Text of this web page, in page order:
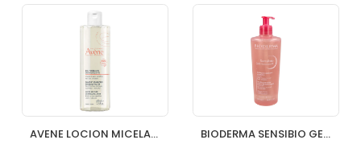
Añadir Añadir
AVENE LOCION MICELAR 400 ML BIODERMA SENSIBIO GEL MOUSSANT 500 ML